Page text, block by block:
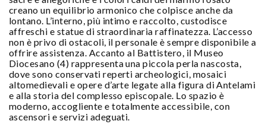
creano un equilibrio armonico che colpisce anche da
lontano. L’interno, più intimo e raccolto, custodisce
affreschi e statue di straordinaria raffinatezza. L’accesso
non è privo di ostacoli, il personale è sempre disponibile a
offrire assistenza. Accanto al Battistero, il Museo
Diocesano (4) rappresenta una piccola perla nascosta,
dove sono conservati reperti archeologici, mosaici
altomedievali e opere d’arte legate alla figura di Antelami
e alla storia del complesso episcopale. Lo spazio è
moderno, accogliente e totalmente accessibile, con
ascensori e servizi adeguati.